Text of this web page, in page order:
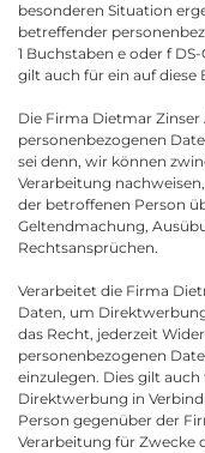
besonderen Situation
betreffender
1 Buchstaben e oder f
gilt auch für ein auf
Die Firma Dietmar
personenbezogenen
sei denn, wir können
Verarbeitung
der betroffenen Person
Geltendmachung,
Rechtsansprüchen.
Verarbeitet die Firma
Daten, um
das Recht, jederzeit
personenbezogenen
einzulegen. Dies gilt
Direktwerbung in
Person gegenüber der
Verarbeitung für Zwecke